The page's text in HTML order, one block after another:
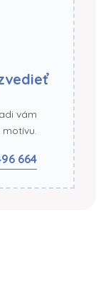
vám
664